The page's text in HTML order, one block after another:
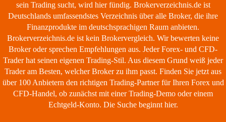
sein Trading sucht, wird hier fündig. Brokerverzeichnis.de ist
Deutschlands umfassendstes Verzeichnis über alle Broker, die ihre
Finanzprodukte im deutschsprachigen Raum anbieten.
Brokerverzeichnis.de ist kein Brokervergleich. Wir bewerten keine
Broker oder sprechen Empfehlungen aus. Jeder Forex- und CFD-
Trader hat seinen eigenen Trading-Stil. Aus diesem Grund weiß jeder
Trader am Besten, welcher Broker zu ihm passt. Finden Sie jetzt aus
über 100 Anbietern den richtigen Trading-Partner für Ihren Forex und
CFD-Handel, ob zunächst mit einer Trading-Demo oder einem
Echtgeld-Konto. Die Suche beginnt hier.